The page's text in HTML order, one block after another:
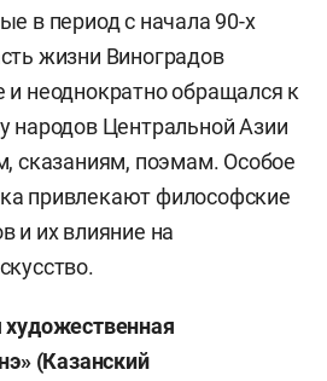
в период с начала 90-х
жизни Виноградов
неоднократно обращался к
народов Центральной Азии
сказаниям, поэмам. Особое
привлекают философские
и их влияние на
(Казанский